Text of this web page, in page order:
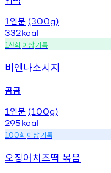
1 인분 (300g)
332kcal
1천회 이상기록
비엔나소시지
곰곰
1 인분 (100g)
295kcal
100회 이상기록
오징어치즈떡 볶음